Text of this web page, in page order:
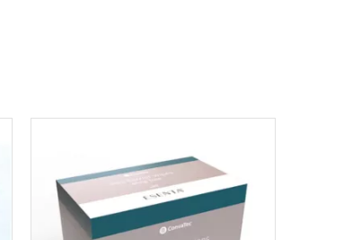
modérément à fortement exsudatives).
au lit de la plaie.